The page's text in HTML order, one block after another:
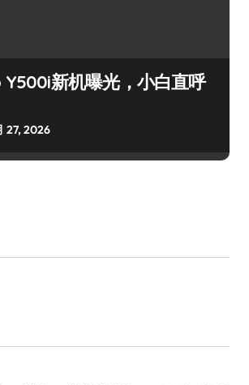
新机曝光，小白直呼
27, 2026